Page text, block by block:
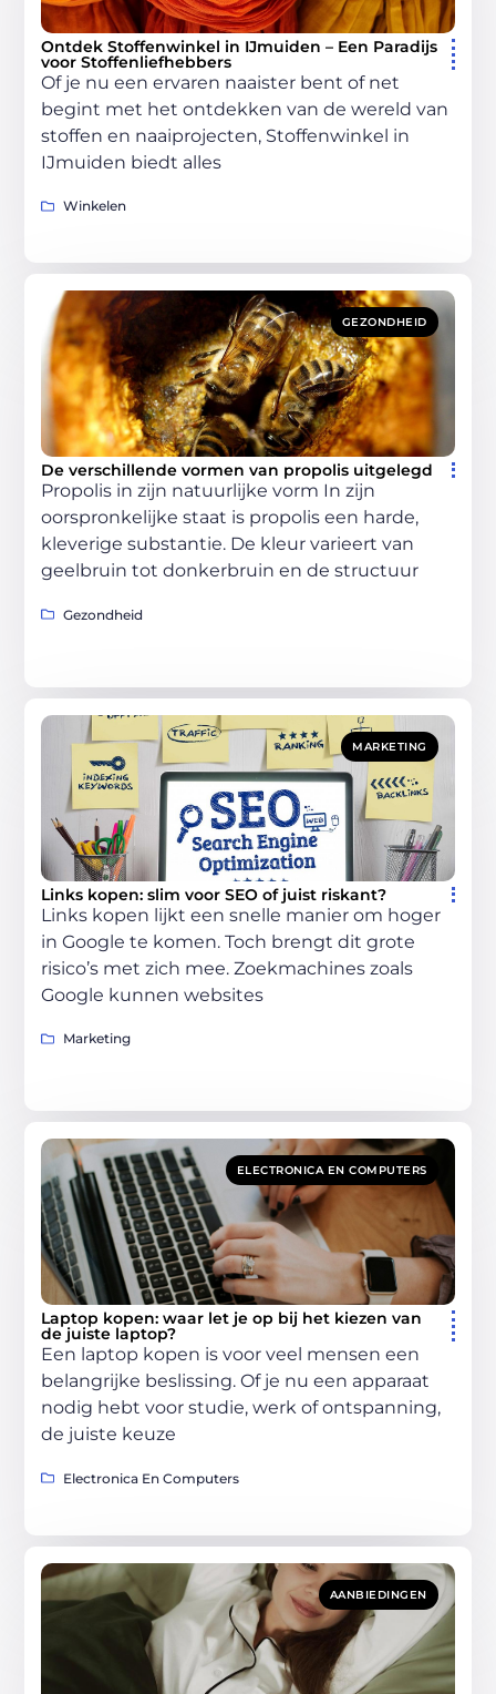
Ontdek Stoffenwinkel in IJmuiden – Een Paradijs
voor Stoffenliefhebbers
Of je nu een ervaren naaister bent of net
begint met het ontdekken van de wereld van
stoffen en naaiprojecten, Stoffenwinkel in
IJmuiden biedt alles
Winkelen
GEZONDHEID
De verschillende vormen van propolis uitgelegd
Propolis in zijn natuurlijke vorm In zijn
oorspronkelijke staat is propolis een harde,
kleverige substantie. De kleur varieert van
geelbruin tot donkerbruin en de structuur
Gezondheid
MARKETING
Links kopen: slim voor SEO of juist riskant?
Links kopen lijkt een snelle manier om hoger
in Google te komen. Toch brengt dit grote
risico’s met zich mee. Zoekmachines zoals
Google kunnen websites
Marketing
ELECTRONICA EN COMPUTERS
Laptop kopen: waar let je op bij het kiezen van
de juiste laptop?
Een laptop kopen is voor veel mensen een
belangrijke beslissing. Of je nu een apparaat
nodig hebt voor studie, werk of ontspanning,
de juiste keuze
Electronica En Computers
AANBIEDINGEN